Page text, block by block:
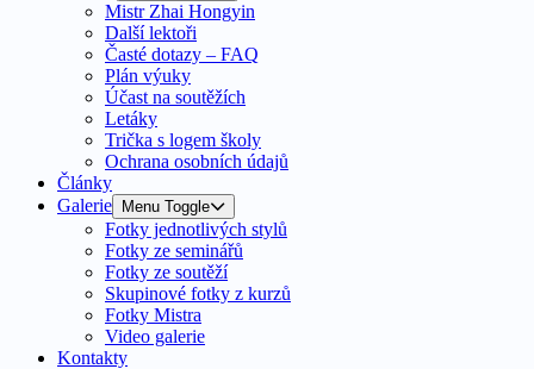
Mistr Zhai Hongyin
Další lektoři
Časté dotazy – FAQ
Plán výuky
Účast na soutěžích
Letáky
Trička s logem školy
Ochrana osobních údajů
Články
Galerie
Menu Toggle
Fotky jednotlivých stylů
Fotky ze seminářů
Fotky ze soutěží
Skupinové fotky z kurzů
Fotky Mistra
Video galerie
Kontakty